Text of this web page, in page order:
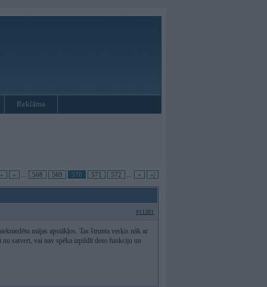
Reklāma
|« « 568 569 570 571 572 » »|
#11381
mājas apstākļos. Tas štrunta verķis nāk ar
nu satvert, vai nav spēka izpildīt doto funkciju un